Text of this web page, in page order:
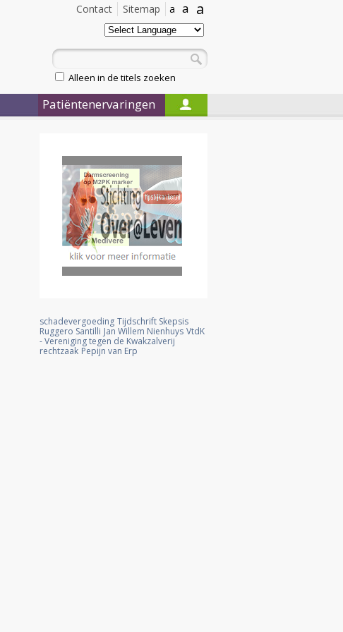
a
a
a
Sitemap
Contact
Alleen in de titels zoeken
Patiëntenervaringen
schadevergoeding Tijdschrift Skepsis
Ruggero Santilli Jan Willem Nienhuys VtdK
- Vereniging tegen de Kwakzalverij
rechtzaak Pepijn van Erp